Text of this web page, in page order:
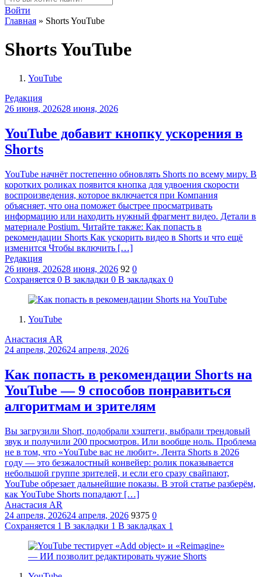
Войти
Главная » Shorts YouTube
Shorts YouTube
YouTube
Редакция
26 июня, 202628 июня, 2026
YouTube добавит кнопку ускорения в
Shorts
YouTube начнёт постепенно обновлять Shorts по всему миру. В
коротких роликах появится кнопка для удвоения скорости
воспроизведения, которое включается при Компания
объясняет, что она поможет быстрее просматривать
информацию или находить нужный фрагмент видео. Детали в
материале Postium. Читайте также: Как попасть в
рекомендации Shorts Как ускорить видео в Shorts и что ещё
изменится Чтобы включить […]
Редакция
26 июня, 202628 июня, 2026 92 0
Сохраняется 0 В закладки 0 В закладках 0
YouTube
Анастасия AR
24 апреля, 202624 апреля, 2026
Как попасть в рекомендации Shorts на
YouTube — 9 способов понравиться
алгоритмам и зрителям
Вы загрузили Short, подобрали хэштеги, выбрали трендовый
звук и получили 200 просмотров. Или вообще ноль. Проблема
не в том, что «YouTube вас не любит». Лента Shorts в 2026
году — это безжалостный конвейер: ролик показывается
небольшой группе зрителей, и если его сразу свайпают,
YouTube обрезает дальнейшие показы. В этой статье разберём,
как YouTube Shorts попадают […]
Анастасия AR
24 апреля, 202624 апреля, 2026 9375 0
Сохраняется 1 В закладки 1 В закладках 1